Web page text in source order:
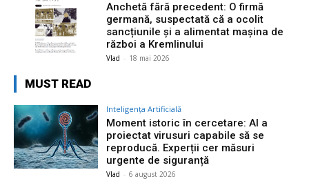
Anchetă fără precedent: O firmă
germană, suspectată că a ocolit
sancțiunile și a alimentat mașina de
război a Kremlinului
Vlad - 18 mai 2026
MUST READ
Inteligența Artificială
Moment istoric în cercetare: AI a
proiectat virusuri capabile să se
reproducă. Experții cer măsuri
urgente de siguranță
Vlad - 6 august 2026